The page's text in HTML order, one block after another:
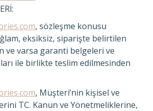
, sözleşme konusu
eksiksiz, siparişte belirtilen
ve varsa garanti belgeleri ve
ile birlikte teslim edilmesinden
, Müşteri’nin kişisel ve
TC. Kanun ve Yönetmeliklerine,